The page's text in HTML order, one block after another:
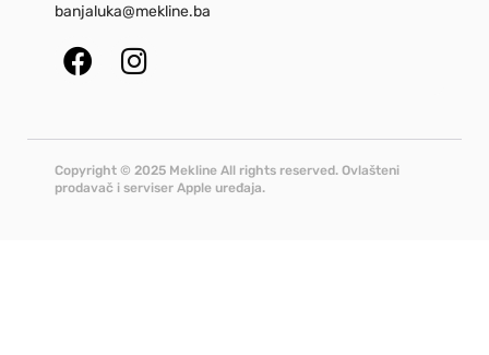
banjaluka@mekline.ba
Copyright © 2025 Mekline All rights reserved. Ovlašteni
prodavač i serviser Apple uređaja.